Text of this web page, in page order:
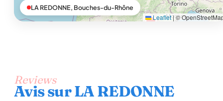
Leaflet|©
LA REDONNE, Bouches-du-Rhône
Reviews
Avis sur LA REDONNE